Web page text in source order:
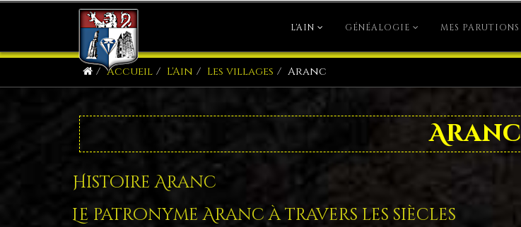
L'AIN GÉNÉALOGIE MES PARUTIONS
Accueil L'Ain Les villages Aranc
Aranc
Histoire Aranc
Le patronyme Aranc à travers les siècles